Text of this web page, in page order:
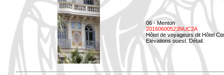
06 - Menton
20160600523NUC2A
Hôtel de voyageurs dit Hôtel
Elévations ouest. Détail.